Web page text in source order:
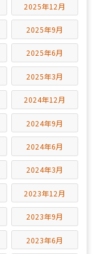
2025年12月
2025年9月
2025年6月
2025年3月
2024年12月
2024年9月
2024年6月
2024年3月
2023年12月
2023年9月
2023年6月